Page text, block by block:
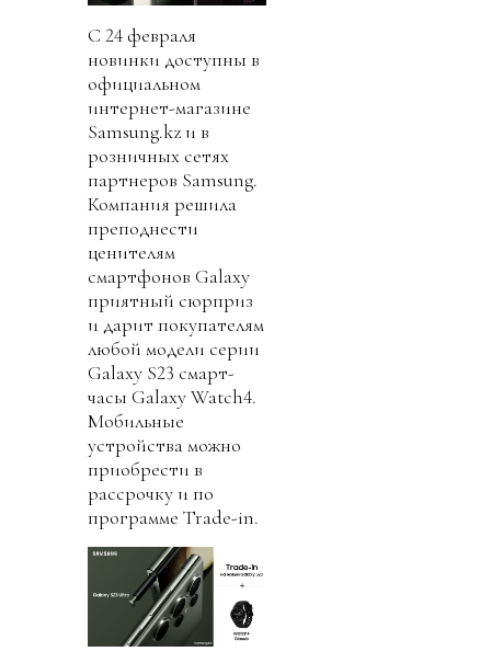
С 24 февраля
новинки доступны в
официальном
интернет-магазине
Samsung.kz и в
розничных сетях
партнеров Samsung.
Компания решила
преподнести
ценителям
смартфонов Galaxy
приятный сюрприз
и дарит покупателям
любой модели серии
Galaxy S23 смарт-
часы Galaxy Watch4.
Мобильные
устройства можно
приобрести в
рассрочку и по
программе Trade-in.